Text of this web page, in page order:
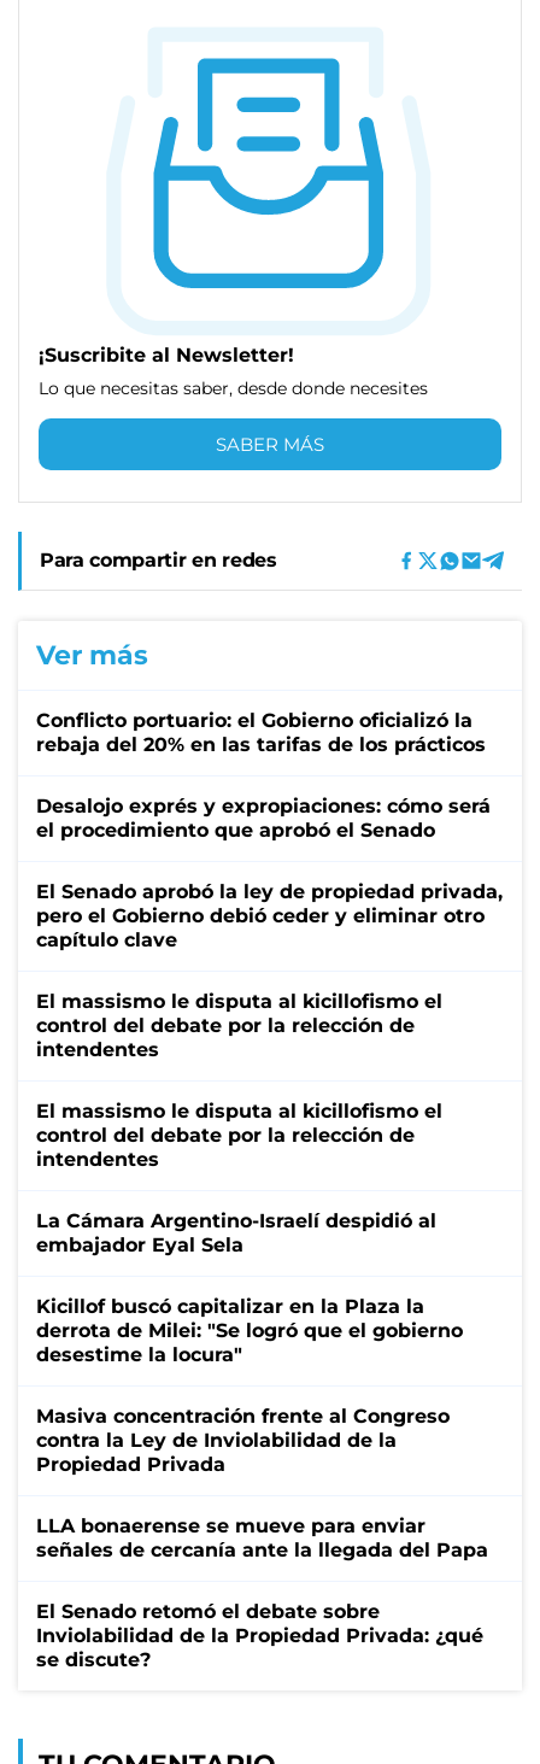
¡Suscribite al Newsletter!
Lo que necesitas saber, desde donde necesites
SABER MÁS
Para compartir en redes
Ver más
Conflicto portuario: el Gobierno oficializó la
rebaja del 20% en las tarifas de los prácticos
Desalojo exprés y expropiaciones: cómo será
el procedimiento que aprobó el Senado
El Senado aprobó la ley de propiedad privada,
pero el Gobierno debió ceder y eliminar otro
capítulo clave
El massismo le disputa al kicillofismo el
control del debate por la relección de
intendentes
El massismo le disputa al kicillofismo el
control del debate por la relección de
intendentes
La Cámara Argentino-Israelí despidió al
embajador Eyal Sela
Kicillof buscó capitalizar en la Plaza la
derrota de Milei: "Se logró que el gobierno
desestime la locura"
Masiva concentración frente al Congreso
contra la Ley de Inviolabilidad de la
Propiedad Privada
LLA bonaerense se mueve para enviar
señales de cercanía ante la llegada del Papa
El Senado retomó el debate sobre
Inviolabilidad de la Propiedad Privada: ¿qué
se discute?